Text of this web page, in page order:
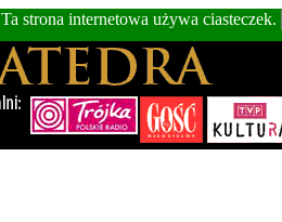
Ta strona internetowa używa ciasteczek.